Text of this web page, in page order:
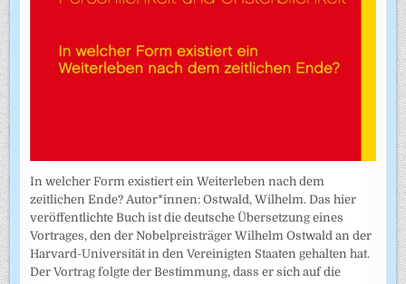
In welcher Form existiert ein Weiterleben nach dem
zeitlichen Ende? Autor*innen: Ostwald, Wilhelm. Das hier
veröffentlichte Buch ist die deutsche Übersetzung eines
Vortrages, den der Nobelpreisträger Wilhelm Ostwald an der
Harvard-Universität in den Vereinigten Staaten gehalten hat.
Der Vortrag folgte der Bestimmung, dass er sich auf die